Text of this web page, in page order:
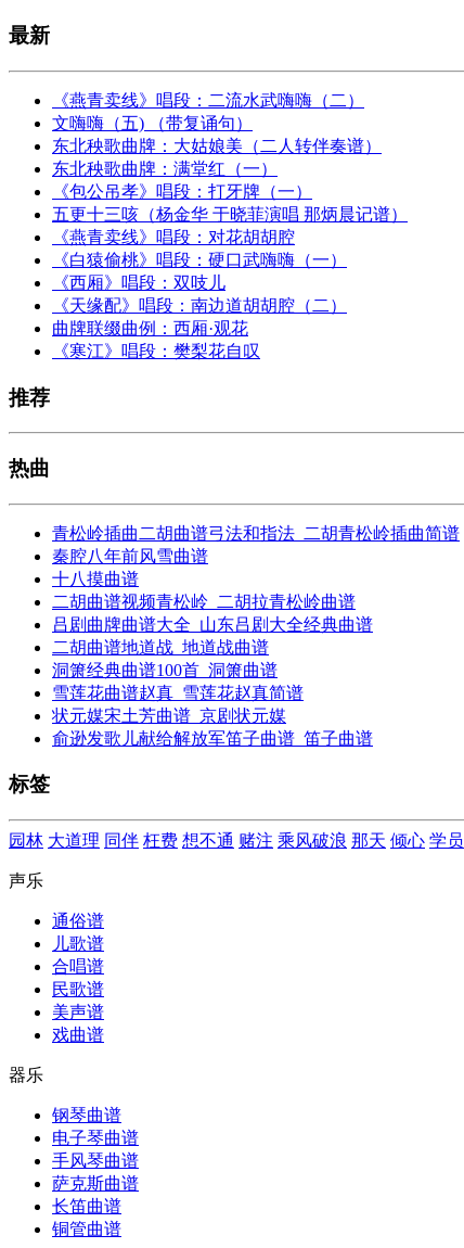
最新
《燕青卖线》唱段：二流水武嗨嗨（二）
文嗨嗨（五) （带复诵句）
东北秧歌曲牌：大姑娘美（二人转伴奏谱）
东北秧歌曲牌：满堂红（一）
《包公吊孝》唱段：打牙牌（一）
五更十三咳（杨金华 于晓菲演唱 那炳晨记谱）
《燕青卖线》唱段：对花胡胡腔
《白猿偷桃》唱段：硬口武嗨嗨（一）
《西厢》唱段：双吱儿
《天缘配》唱段：南边道胡胡腔（二）
曲牌联缀曲例：西厢·观花
《寒江》唱段：樊梨花自叹
推荐
热曲
青松岭插曲二胡曲谱弓法和指法_二胡青松岭插曲简谱
秦腔八年前风雪曲谱
十八摸曲谱
二胡曲谱视频青松岭_二胡拉青松岭曲谱
吕剧曲牌曲谱大全_山东吕剧大全经典曲谱
二胡曲谱地道战_地道战曲谱
洞箫经典曲谱100首_洞箫曲谱
雪莲花曲谱赵真_雪莲花赵真简谱
状元媒宋土芳曲谱_京剧状元媒
俞逊发歌儿献给解放军笛子曲谱_笛子曲谱
标签
园林 大道理 同伴 枉费 想不通 赌注 乘风破浪 那天 倾心 学员
声乐
通俗谱
儿歌谱
合唱谱
民歌谱
美声谱
戏曲谱
器乐
钢琴曲谱
电子琴曲谱
手风琴曲谱
萨克斯曲谱
长笛曲谱
铜管曲谱